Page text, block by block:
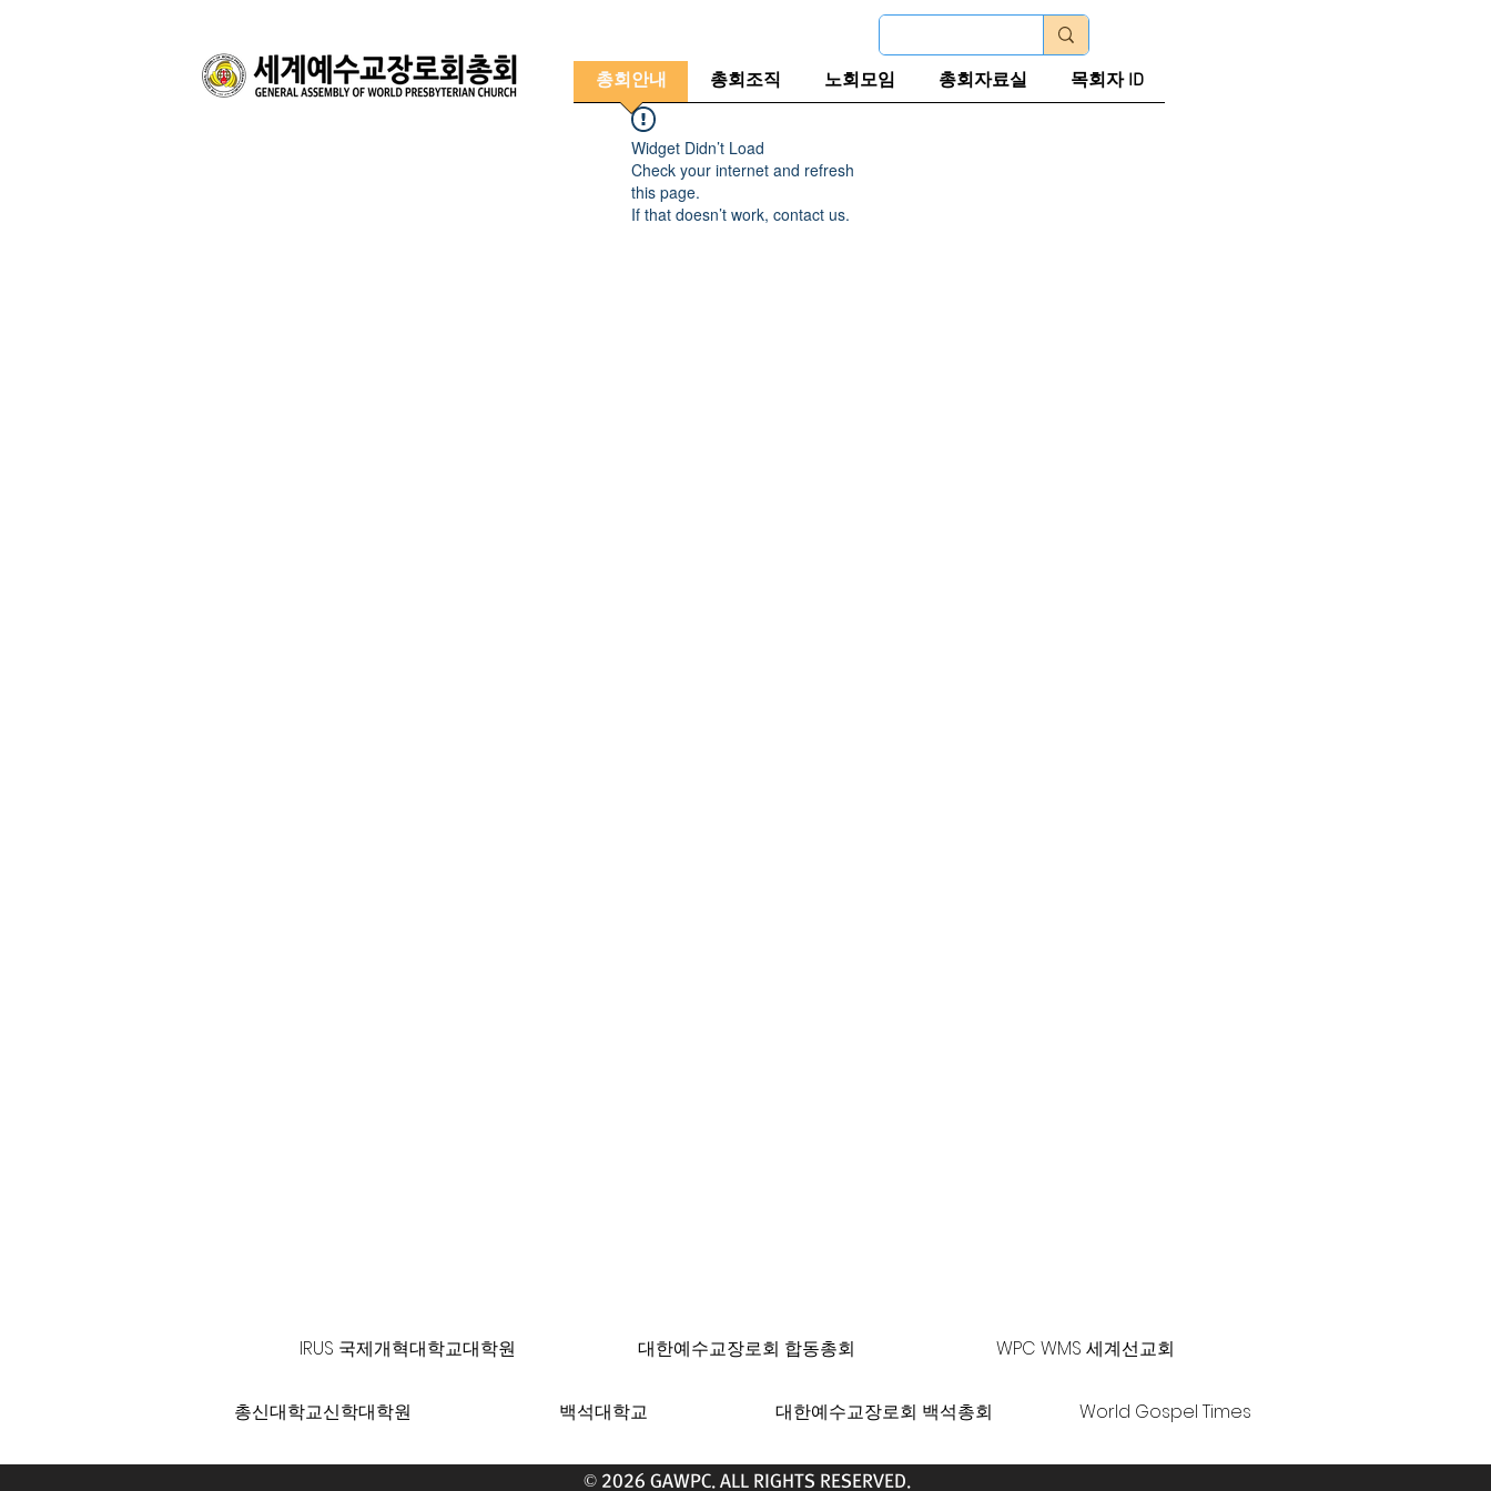
총회안내 총회조직 노회모임 총회자료실 목회자 ID
Widget Didn’t Load
Check your internet and refresh
this page.
If that doesn’t work, contact us.
IRUS 국제개혁대학교대학원 대한예수교장로회 합동총회 WPC WMS 세계선교회
총신대학교신학대학원 백석대학교 대한예수교장로회 백석총회 World Gospel Times
© 2026 GAWPC. ALL RIGHTS RESERVED.